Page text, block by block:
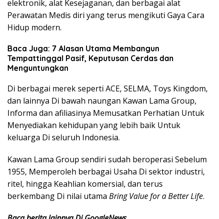
elektronik, alat Kesejaganan, dan berbagai alat
Perawatan Medis diri yang terus mengikuti Gaya Cara
Hidup modern.
Baca Juga: 7 Alasan Utama Membangun
Tempattinggal Pasif, Keputusan Cerdas dan
Menguntungkan
Di berbagai merek seperti ACE, SELMA, Toys Kingdom,
dan lainnya Di bawah naungan Kawan Lama Group,
Informa dan afiliasinya Memusatkan Perhatian Untuk
Menyediakan kehidupan yang lebih baik Untuk
keluarga Di seluruh Indonesia.
Kawan Lama Group sendiri sudah beroperasi Sebelum
1955, Memperoleh berbagai Usaha Di sektor industri,
ritel, hingga Keahlian komersial, dan terus
berkembang Di nilai utama Bring Value for a Better Life.